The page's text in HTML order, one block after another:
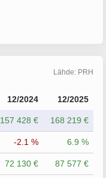
Lähde: PRH
12/2024 12/2025
157 428 € 168 219 €
-2.1 % 6.9 %
72 130 € 87 577 €